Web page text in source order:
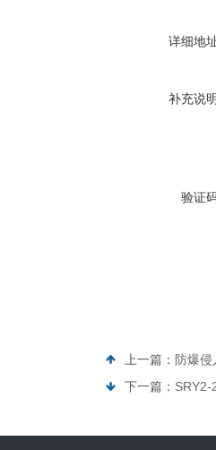
详细地
补充说
验证
上一篇： 防爆
下一篇： SRY2-